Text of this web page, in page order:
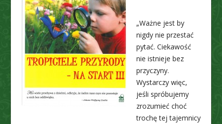
„Ważne jest by
nigdy nie przestać
pytać. Ciekawość
nie istnieje bez
przyczyny.
Wystarczy więc,
jeśli spróbujemy
zrozumieć choć
trochę tej tajemnicy